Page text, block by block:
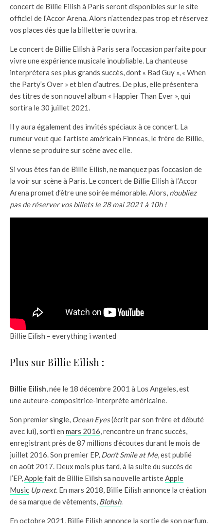
concert de Billie Eilish à Paris seront disponibles sur le site
officiel de l’Accor Arena. Alors n’attendez pas trop et réservez
vos places dès que la billetterie ouvrira.
Le concert de Billie Eilish à Paris sera l’occasion parfaite pour
vivre une expérience musicale inoubliable. La chanteuse
interprétera ses plus grands succès, dont « Bad Guy », « When
the Party’s Over » et bien d’autres. De plus, elle présentera
des titres de son nouvel album « Happier Than Ever », qui
sortira le 30 juillet 2021.
Il y aura également des invités spéciaux à ce concert. La
rumeur veut que l’artiste américain Finneas, le frère de Billie,
vienne se produire sur scène avec elle.
Si vous êtes fan de Billie Eilish, ne manquez pas l’occasion de
la voir sur scène à Paris. Le concert de Billie Eilish à l’Accor
Arena promet d’être une soirée mémorable. Alors, n’oubliez
pas de réserver vos billets le 28 mai 2021 à 10h !
Billie Eilish – everything i wanted
Plus sur Billie Eilish :
Billie Eilish, née le 18 décembre 2001 à Los Angeles, est
une auteure-compositrice-interprète américaine.
Son premier single, Ocean Eyes(écrit par son frère et débuté
avec lui), sorti en mars 2016, rencontre un franc succès,
enregistrant près de 87 millions d’écoutes durant le mois de
juillet 2016. Son premier EP, Don’t Smile at Me, est publié
en août 2017. Deux mois plus tard, à la suite du succès de
l’EP,Applefait de Billie Eilish sa nouvelle artisteApple
Music Up next. En mars 2018, Billie Eilish annonce la création
de sa marque de vêtements, Blohsh.
En octobre 2021, Billie Eilish annonce la sortie de son parfum,